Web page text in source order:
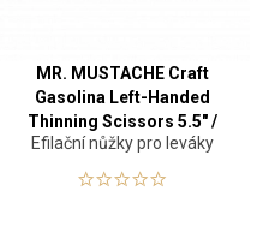
MR. MUSTACHE Craft
Gasolina Left-Handed
Thinning Scissors 5.5" /
6.0"
Efilační nůžky pro leváky